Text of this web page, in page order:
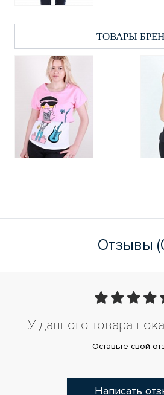
ТОВАРЫ
Отзывы
У данного товара
Оставьте свой
Написать